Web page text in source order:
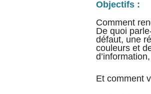
Objectifs :
Comment
De quoi
défaut, une
couleurs et
Et comment